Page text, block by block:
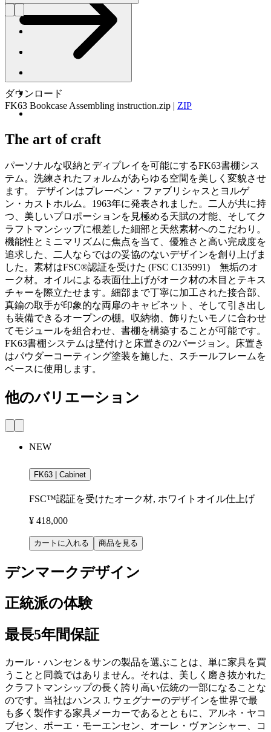
ダウンロード
FK63 Bookcase Assembling instruction.zip | ZIP
The art of craft
パーソナルな収納とディプレイを可能にするFK63書棚シス
テム。洗練されたフォルムがあらゆる空間を美しく変貌させ
ます。 デザインはプレーベン・ファブリシャスとヨルゲ
ン・カストホルム。1963年に発表されました。二人が共に持
つ、美しいプロポーションを見極める天賦の才能、そしてク
ラフトマンシップに根差した細部と天然素材へのこだわり。
機能性とミニマリズムに焦点を当て、優雅さと高い完成度を
追求した、二人ならではの妥協のないデザインを創り上げま
した。素材はFSC®認証を受けた (FSC C135991) 無垢のオ
ーク材。オイルによる表面仕上げがオーク材の木目とテキス
チャーを際立たせます。細部まで丁寧に加工された接合部、
真鍮の取手が印象的な両扉のキャビネット、そして引き出し
も装備できるオープンの棚。収納物、飾りたいモノに合わせ
てモジュールを組合わせ、書棚を構築することが可能です。
FK63書棚システムは壁付けと床置きの2バージョン。床置き
はパウダーコーティング塗装を施した、スチールフレームを
ベースに使用します。
他のバリエーション
NEW
FK63 | Cabinet
FSC™認証を受けたオーク材, ホワイトオイル仕上げ
¥ 418,000
カートに入れる 商品を見る
デンマークデザイン
正統派の体験
最長5年間保証
カール・ハンセン＆サンの製品を選ぶことは、単に家具を買
うことと同義ではありません。それは、美しく磨き抜かれた
クラフトマンシップの長く誇り高い伝統の一部になることな
のです。当社はハンス J. ウェグナーのデザインを世界で最
も多く製作する家具メーカーであるとともに、アルネ・ヤコ
ブセン、ボーエ・モーエンセン、オーレ・ヴァンシャー、コ